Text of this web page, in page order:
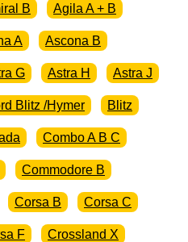
B Agila A + B
A Ascona B
G Astra H Astra J
Blitz /Hymer Blitz
Combo A B C
Commodore B
Corsa B Corsa C
F Crossland X